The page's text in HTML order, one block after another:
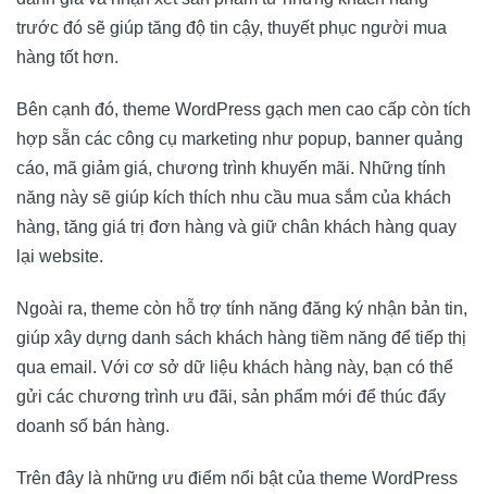
trước đó sẽ giúp tăng độ tin cậy, thuyết phục người mua
hàng tốt hơn.
Bên cạnh đó, theme WordPress gạch men cao cấp còn tích
hợp sẵn các công cụ marketing như popup, banner quảng
cáo, mã giảm giá, chương trình khuyến mãi. Những tính
năng này sẽ giúp kích thích nhu cầu mua sắm của khách
hàng, tăng giá trị đơn hàng và giữ chân khách hàng quay
lại website.
Ngoài ra, theme còn hỗ trợ tính năng đăng ký nhận bản tin,
giúp xây dựng danh sách khách hàng tiềm năng để tiếp thị
qua email. Với cơ sở dữ liệu khách hàng này, bạn có thể
gửi các chương trình ưu đãi, sản phẩm mới để thúc đẩy
doanh số bán hàng.
Trên đây là những ưu điểm nổi bật của theme WordPress